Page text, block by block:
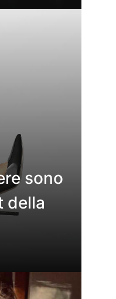
sono
della